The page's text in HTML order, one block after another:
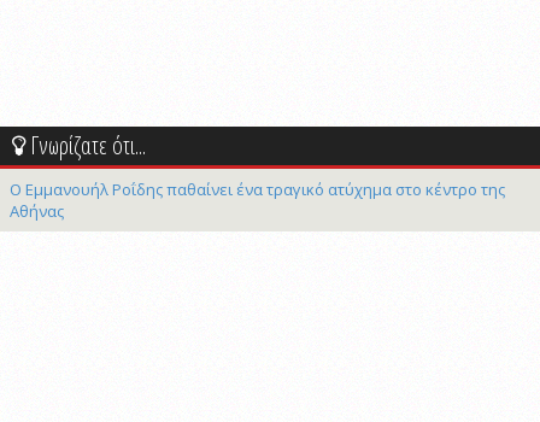
Γνωρίζατε ότι...
Ο Εμμανουήλ Ροΐδης παθαίνει ένα τραγικό ατύχημα στο κέντρο της
Αθήνας